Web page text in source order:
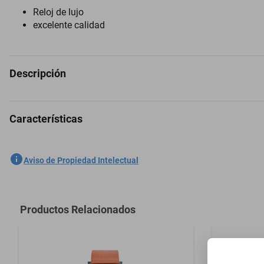
Reloj de lujo
excelente calidad
Descripción
Reloj Invicta 47757 Hombres Acero
Características
SKU
Modelo
Material del Cristal
Aviso de Propiedad Intelectual
Productos Relacionados